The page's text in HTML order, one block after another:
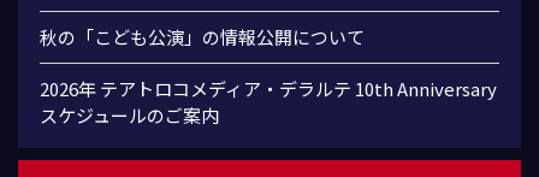
秋の「こども公演」の情報公開について
2026年 テアトロコメディア・デラルテ 10th Anniversary
スケジュールのご案内